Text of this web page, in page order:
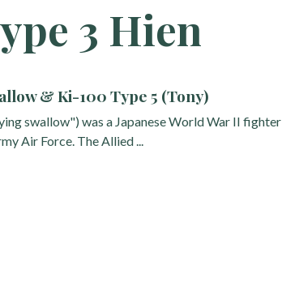
3 Hien
& Ki-100 Type 5 (Tony)
swallow") was a Japanese World War II fighter
Air Force. The Allied ...